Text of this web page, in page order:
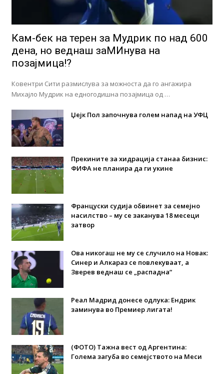
Кам-бек на терен за Мудрик по над 600
дена, но веднаш заМИнува на
позајмица!?
Ковентри Сити размислува за можноста да го ангажира
Михајло Мудрик на едногодишна позајмица од …
Џејк Пол започнува голем напад на УФЦ
Прекините за хидрација станаа бизнис:
ФИФА не планира да ги укине
Француски судија обвинет за семејно
насилство – му се заканува 18 месеци
затвор
Ова никогаш не му се случило на Новак:
Синер и Алкараз се повлекуваат, а
Зверев веднаш се „распадна“
Реал Мадрид донесе одлука: Eндрик
заминува во Премиер лигата!
(ФОТО) Тажна вест од Аргентина:
Голема загуба во семејството на Меси